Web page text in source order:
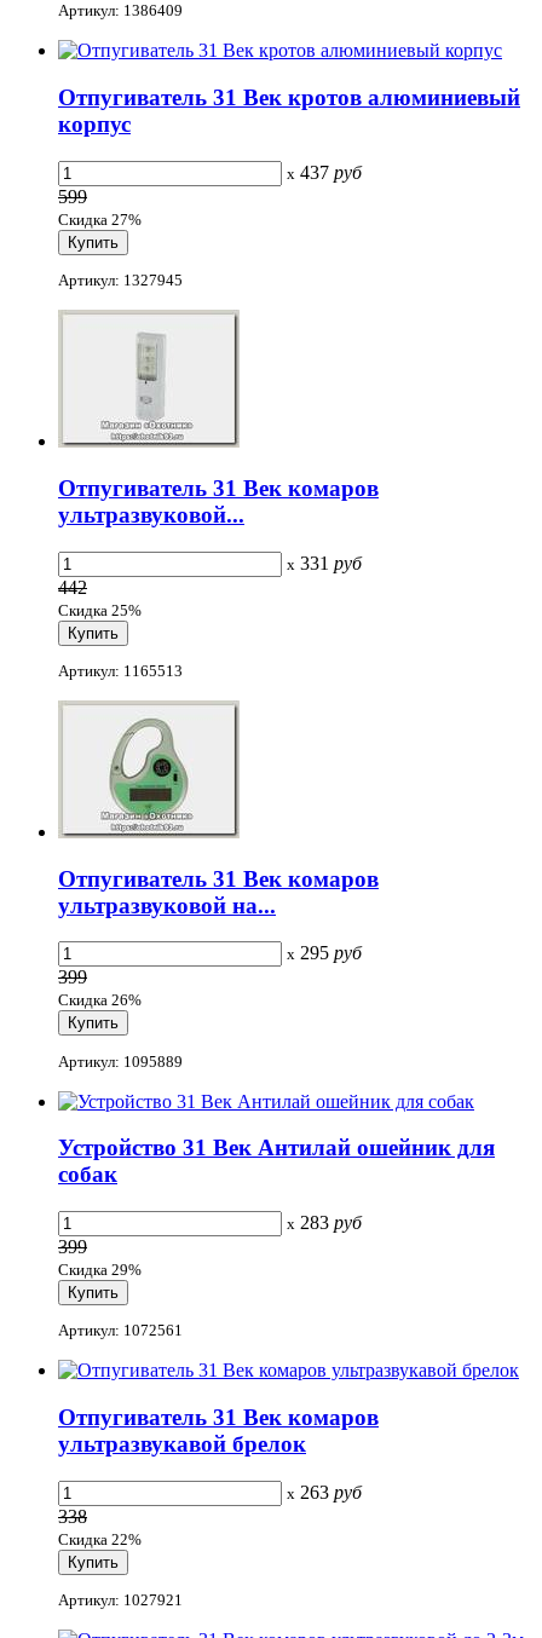
Артикул: 1386409
Отпугиватель 31 Век кротов алюминиевый
корпус
x 437 руб
599
Скидка 27%
Артикул: 1327945
Отпугиватель 31 Век комаров
ультразвуковой...
x 331 руб
442
Скидка 25%
Артикул: 1165513
Отпугиватель 31 Век комаров
ультразвуковой на...
x 295 руб
399
Скидка 26%
Артикул: 1095889
Устройство 31 Век Антилай ошейник для
собак
x 283 руб
399
Скидка 29%
Артикул: 1072561
Отпугиватель 31 Век комаров
ультразвукавой брелок
x 263 руб
338
Скидка 22%
Артикул: 1027921